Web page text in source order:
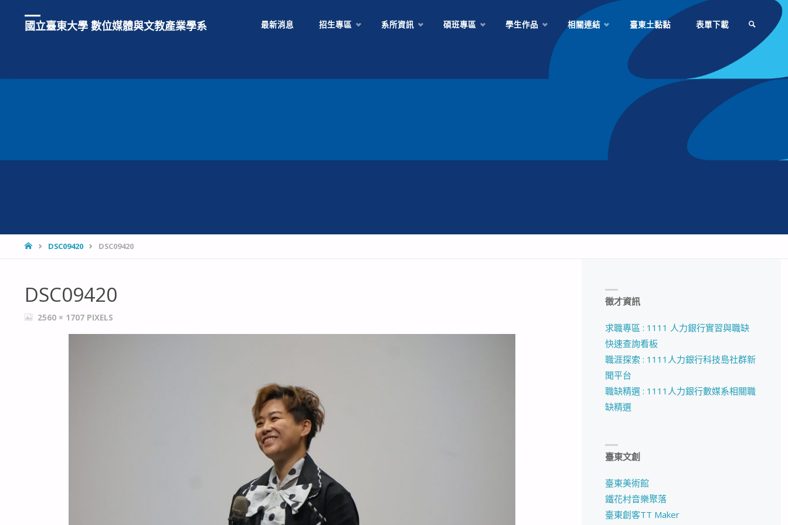
國立臺東大學 數位媒體與文教產業學系 最新消息 招生專區 系所資訊 碩班專區 學生作品 相關連結 臺東土黏黏 表單下載
HOMEDSC09420 DSC09420
DSC09420
FULL2560 × 1707 PIXELS
徵才資訊
求職專區 : 1111 人力銀行實習與職缺
快速查詢看板
職涯探索 : 1111人力銀行科技島社群新
聞平台
職缺精選 : 1111人力銀行數媒系相關職
缺精選
臺東文創
臺東美術館
鐵花村音樂聚落
臺東創客TT Maker